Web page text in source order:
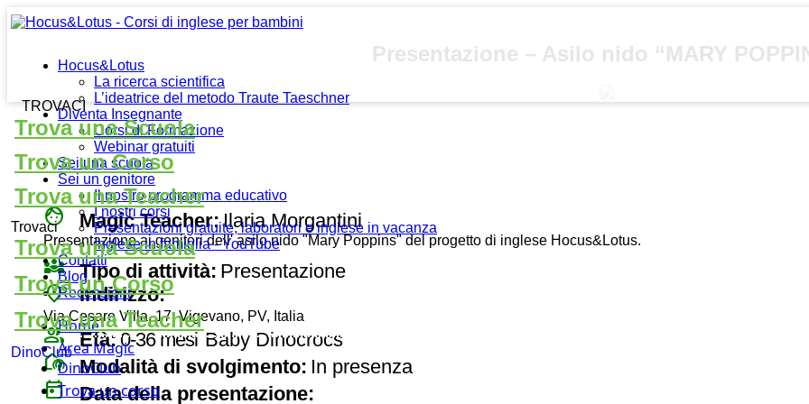
Hocus&Lotus
La ricerca scientifica
L’ideatrice del metodo Traute Taeschner
Diventa Insegnante
Corsi di Formazione
Webinar gratuiti
Sei una scuola
Sei un genitore
Il nostro programma educativo
I nostri corsi
Presentazioni gratuite, laboratori e inglese in vacanza
Inglese in famiglia - YouTube
Contatti
Blog
Recensioni
Home
Area Magic
DinoClub
Trova un corso
TROVACI
Trova una Scuola
Trova un Corso
Trova una Teacher
Trovaci
Trova una Scuola
Trova un Corso
Trova una Teacher
DinoClub
Presentazione – Asilo nido “MARY
face Magic Teacher:Ilaria Morgantini
Presentazione ai genitori dell' asilo nido "Mary Poppins" del progetto di inglese Hocus&Lotus.
diversity_3 Tipo di attività: Presentazione
place Indirizzo:
Via Cesare Villa, 17, Vigevano, PV, Italia
group Età: 0-36 mesi Baby Dinocrocs
broadcast_on_personal Modalità di svolgimento: In presenza
today Data della presentazione: